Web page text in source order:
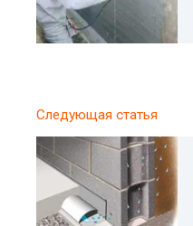
Следующая статья